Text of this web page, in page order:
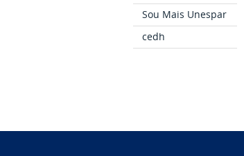
Sou Mais Unespar
cedh